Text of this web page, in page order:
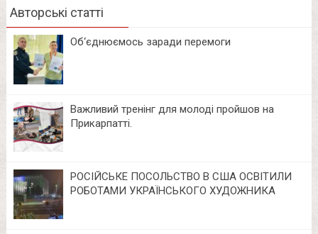
Авторські статті
Об‘єднюємось заради перемоги
Важливий тренінг для молоді пройшов на
Прикарпатті.
РОСІЙСЬКЕ ПОСОЛЬСТВО В США ОСВІТИЛИ
РОБОТАМИ УКРАЇНСЬКОГО ХУДОЖНИКА